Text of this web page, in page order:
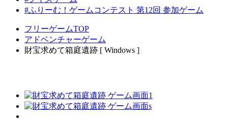
#ふりーむ！ゲームコンテスト 第12回 参加ゲーム
フリーゲームTOP
アドベンチャーゲーム
財宝求めて箱庭遺跡 [ Windows ]